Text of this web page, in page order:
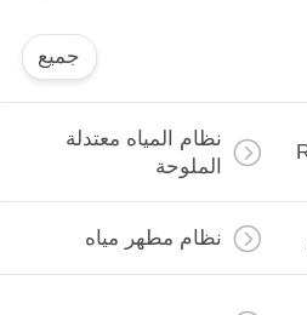
جميع
نظام المياه معتدلة
الملوحة
نظام مطهر مياه